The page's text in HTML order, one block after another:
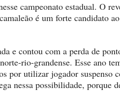
campeonato estadual. O
é um forte candidato
e contou com a perda de
rio-grandense. Esse ano
por utilizar jogador suspenso
nessa possibilidade, porque